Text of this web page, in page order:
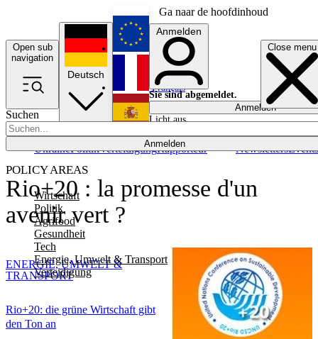
Ga naar de hoofdinhoud
Open sub
navigation
Close menu
Suchen
Anmelden
POLICY AREAS
Wirtschaft
Politik
Agrifood
Gesundheit
Tech
Energie, Umwelt & Transport
Verteidigung
UkrainePolitikVerteidigungRapporteur NewslettersEvents
Deutsch
English
Français
Anmelden
Sie sind abgemeldet.
Anmelden
Licht aus
Rio+20 : la promesse d'un
avenir vert ?
Rio+20: die grüne Wirtschaft gibt
den Ton an
ENERGIE, UMWELT &
TRANSPORT